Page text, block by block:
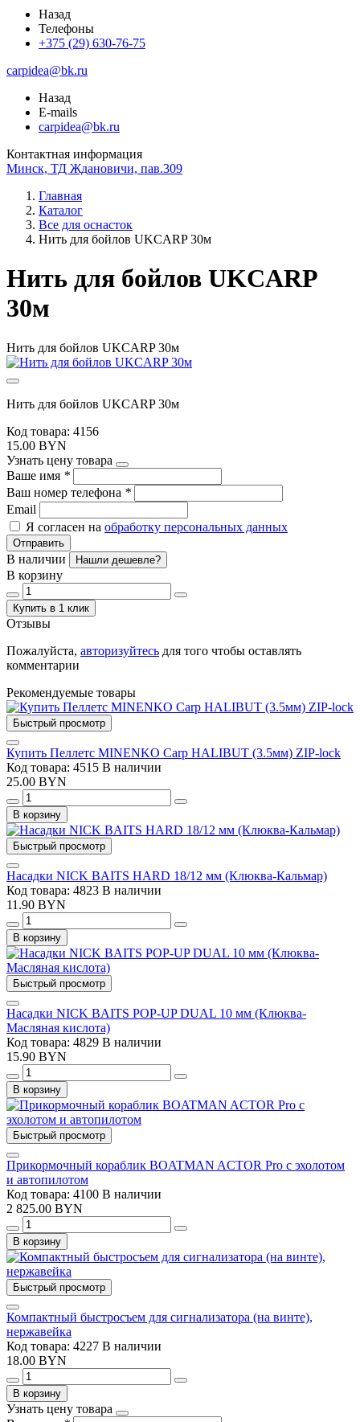
Назад
Телефоны
+375 (29) 630-76-75
carpidea@bk.ru
Назад
E-mails
carpidea@bk.ru
Контактная информация
Минск, ТД Ждановичи, пав.309
Главная
Каталог
Все для оснасток
Нить для бойлов UKCARP 30м
Нить для бойлов UKCARP
30м
Нить для бойлов UKCARP 30м
Нить для бойлов UKCARP 30м
Код товара: 4156
15.00 BYN
Узнать цену товара
Ваше имя *
Ваш номер телефона *
Email
Я согласен на обработку персональных данных
Отправить
В наличии Нашли дешевле?
В корзину
Купить в 1 клик
Отзывы
Пожалуйста, авторизуйтесь для того чтобы оставлять
комментарии
Рекомендуемые товары
Быстрый просмотр
Купить Пеллетс MINENKO Carp HALIBUT (3.5мм) ZIP-lock
Код товара: 4515 В наличии
25.00 BYN
В корзину
Быстрый просмотр
Насадки NICK BAITS HARD 18/12 мм (Клюква-Кальмар)
Код товара: 4823 В наличии
11.90 BYN
В корзину
Быстрый просмотр
Насадки NICK BAITS POP-UP DUAL 10 мм (Клюква-
Масляная кислота)
Код товара: 4829 В наличии
15.90 BYN
В корзину
Быстрый просмотр
Прикормочный кораблик BOATMAN ACTOR Pro с эхолотом
и автопилотом
Код товара: 4100 В наличии
2 825.00 BYN
В корзину
Быстрый просмотр
Компактный быстросъем для сигнализатора (на винте),
нержавейка
Код товара: 4227 В наличии
18.00 BYN
В корзину
Узнать цену товара